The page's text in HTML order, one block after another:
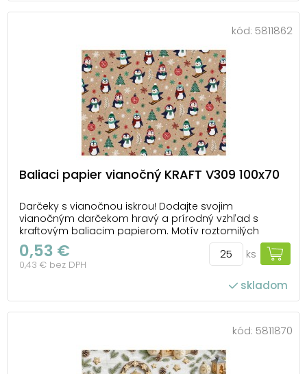
kód: 5811862
Baliaci papier vianočný KRAFT V309 100x70
Darčeky s vianočnou iskrou! Dodajte svojim
vianočným darčekom hravý a prírodný vzhľad s
kraftovým baliacim papierom. Motív roztomilých
tučniakov v zimných čiapkach, zelených vianočných
stromčekov, snehových vločiek a červených ozdôb
vykúzli úsmev na tvári každého obdarovaného. Štýlový
počet ks v balení: 25
0,53 €
0,43 € bez DPH
ks
skladom
kód: 5811870